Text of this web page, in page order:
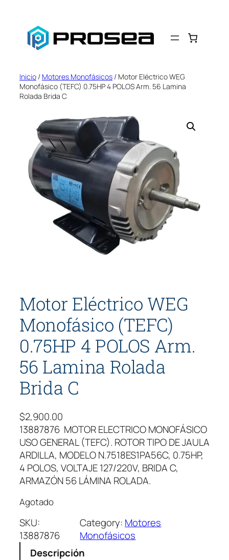
contenido
Inicio / Motores Monofásicos / Motor Eléctrico WEG
Monofásico (TEFC) 0.75HP 4 POLOS Arm. 56 Lamina
Rolada Brida C
Motor Eléctrico WEG
Monofásico (TEFC)
0.75HP 4 POLOS Arm.
56 Lamina Rolada
Brida C
$2,900.00
13887876 MOTOR ELECTRICO MONOFÁSICO
USO GENERAL (TEFC). ROTOR TIPO DE JAULA
ARDILLA, MODELO N.7518ES1PA56C, 0.75HP,
4 POLOS, VOLTAJE 127/220V, BRIDA C,
ARMAZÓN 56 LÁMINA ROLADA.
Agotado
SKU:
13887876
Category: Motores
Monofásicos
Descripción